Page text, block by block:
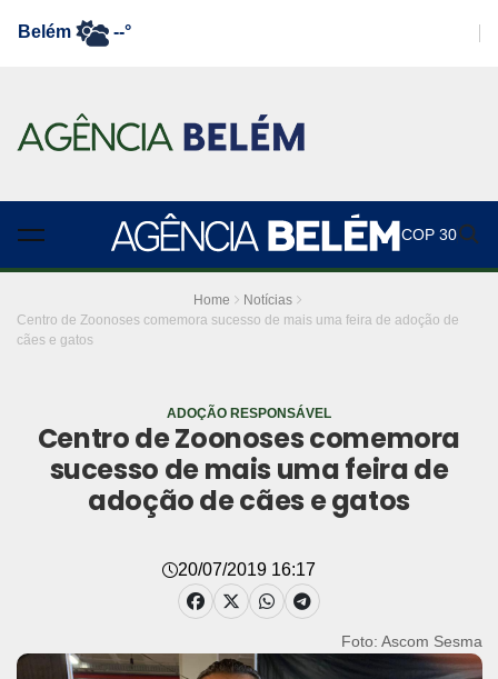
Belém --°
COP 30
Home
Notícias
Centro de Zoonoses comemora sucesso de mais uma feira de adoção de
cães e gatos
ADOÇÃO RESPONSÁVEL
Centro de Zoonoses comemora
sucesso de mais uma feira de
adoção de cães e gatos
20/07/2019 16:17
Foto: Ascom Sesma